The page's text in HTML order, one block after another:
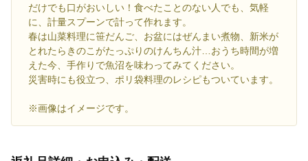
だけでも口がおいしい！食べたことのない人でも、気軽
に、計量スプーンで計って作れます。
春は山菜料理に笹だんご、お盆にはぜんまい煮物、新米が
とれたらきのこがたっぷりのけんちん汁…おうち時間が増
えた今、手作りで魚沼を味わってみてください。
災害時にも役立つ、ポリ袋料理のレシピもついています。
※画像はイメージです。